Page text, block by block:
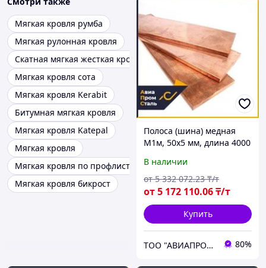
Мягкая кровля румба
Мягкая рулонная кровля
Скатная мягкая жесткая кровля
Мягкая кровля сота
Мягкая кровля Kerabit
Битумная мягкая кровля
Мягкая кровля Katepal
Мягкая кровля
Мягкая кровля по профлисту
Мягкая кровля бикрост
Полоса (шина) медная
М1м, 50х5 мм, длина 4000
В наличии
от5 172 110.06₸/т
от 5 332 072.23 ₸/т
Купить
ТОО "АВИАПРОМСТАЛЬ" 80%